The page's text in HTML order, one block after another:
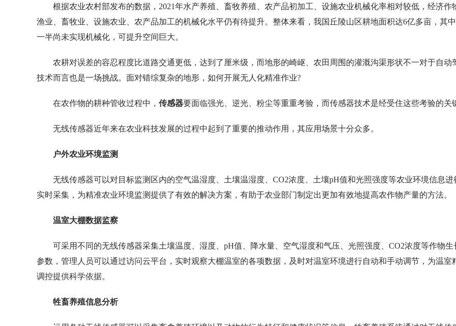
根据农业农村部发布的数据，2021年水产养殖、畜牧养殖、农产品初加工、设施农业机械化率相对较低，经济作
渔业、畜牧业、设施农业、农产品加工的机械化水平仍有待提升。整体来看，我国丘陵山区耕地面积达6亿多亩，其
一半尚未实现机械化，可提升空间巨大。
农耕对误差的容忍程度比道路交通更低，达到了厘米级，而地形的崎岖、农田周围的灌溉沟渠形状不一对于自动
技术而言也是一场挑战。面对错综复杂的地形，如何开展无人化精准作业?
在农作物的耕种管收过程中， 传感器要面临强光、逆光、粉尘等重重考验，而传感器技术是经受住这些考验的关
无线传感器近年来在农业科技发展的过程中起到了重要的推动作用，其应用场景十分众多。
户外农业环境监测
无线传感器可以对目标监测区内的空气温湿度、土壤温湿度、CO2浓度、土壤pH值和光照强度等农业环境信息进
实时采集，为精准农业环境监测提供了有效的解决方案，有助于农业部门制定出更加有效地提高农作物产量的方法。
温室大棚数据监察
可采用不同的无线传感器采集土壤温度、湿度、pH值、降水量、空气湿度和气压、光照强度、CO2浓度等作物生
参数，管理人员可以通过访问云平台，实时观察大棚温室的各项数据，及时对温室环境进行自动和手动调节，为温室
调控提供科学依据。
牲畜养殖信息分析